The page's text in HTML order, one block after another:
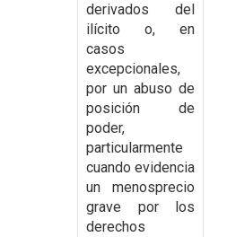
derivados del
ilícito o, en
casos
excepcionales,
por un abuso de
posición de
poder,
particularmente
cuando evidencia
un menosprecio
grave por los
derechos